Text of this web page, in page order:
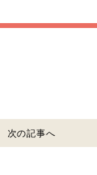
次の記事へ